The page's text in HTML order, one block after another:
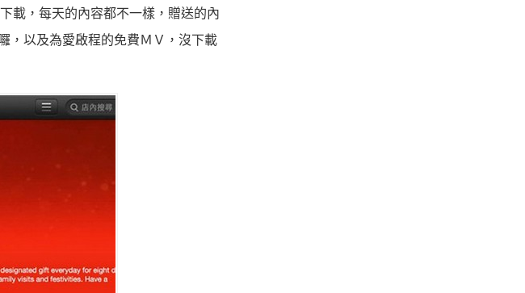
載，每天的內容都不一樣，贈送的內
，以及為愛啟程的免費ＭＶ，沒下載